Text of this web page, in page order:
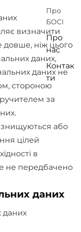
Про
БОСІ
Про
нас
Контак
ти
визначити
довше, ніж цього
даних,
даних не
стороною
за
знищуються або
цілей
в
не передбачено
даних
даних